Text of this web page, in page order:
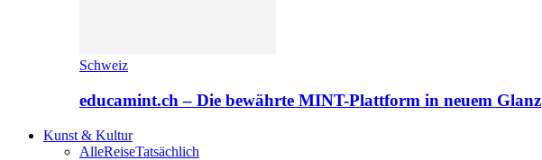
Schweiz
educamint.ch – Die bewährte MINT-Plattform in neuem Glanz
Kunst & Kultur
AlleReiseTatsächlich